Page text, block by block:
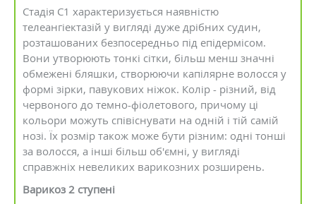
Стадія С1 характеризується наявністю
телеангіектазій у вигляді дуже дрібних судин,
розташованих безпосередньо під епідермісом.
Вони утворюють тонкі сітки, більш менш значні
обмежені бляшки, створюючи капілярне волосся у
формі зірки, павукових ніжок. Колір - різний, від
червоного до темно-фіолетового, причому ці
кольори можуть співіснувати на одній і тій самій
нозі. Їх розмір також може бути різним: одні тонші
за волосся, а інші більш об'ємні, у вигляді
справжніх невеликих варикозних розширень.
Варикоз 2 ступені